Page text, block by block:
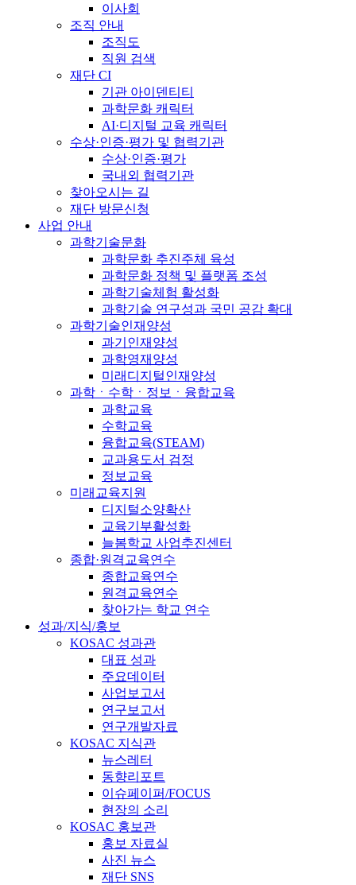
이사회
조직 안내
조직도
직원 검색
재단 CI
기관 아이덴티티
과학문화 캐릭터
AI·디지털 교육 캐릭터
수상·인증·평가 및 협력기관
수상·인증·평가
국내외 협력기관
찾아오시는 길
재단 방문신청
사업 안내
과학기술문화
과학문화 추진주체 육성
과학문화 정책 및 플랫폼 조성
과학기술체험 활성화
과학기술 연구성과 국민 공감 확대
과학기술인재양성
과기인재양성
과학영재양성
미래디지털인재양성
과학ㆍ수학ㆍ정보ㆍ융합교육
과학교육
수학교육
융합교육(STEAM)
교과용도서 검정
정보교육
미래교육지원
디지털소양확산
교육기부활성화
늘봄학교 사업추진센터
종합·원격교육연수
종합교육연수
원격교육연수
찾아가는 학교 연수
성과/지식/홍보
KOSAC 성과관
대표 성과
주요데이터
사업보고서
연구보고서
연구개발자료
KOSAC 지식관
뉴스레터
동향리포트
이슈페이퍼/FOCUS
현장의 소리
KOSAC 홍보관
홍보 자료실
사진 뉴스
재단 SNS